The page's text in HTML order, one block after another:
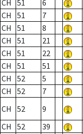
CH 51 6
CH
51 7
CH
51 8
CH
51 21
CH
51 22
CH
51 51
CH
52 5
CH
52 7
CH
52 9
CH
52 39